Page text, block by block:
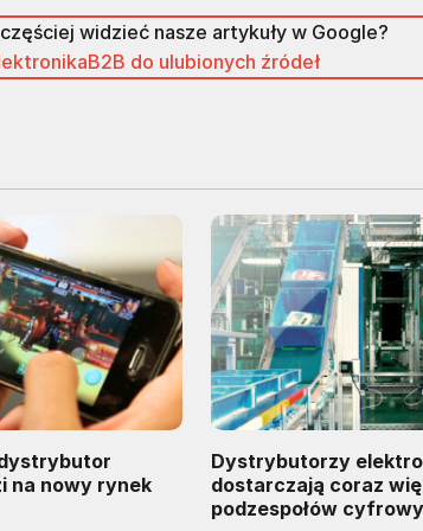
widzieć nasze artykuły w Google?
do ulubionych źródeł
na nowy rynek
Dystrybutorzy
dostarczają coraz
podzespołów